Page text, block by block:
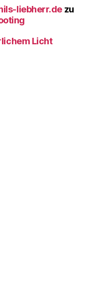
liebherr.de zu
Licht